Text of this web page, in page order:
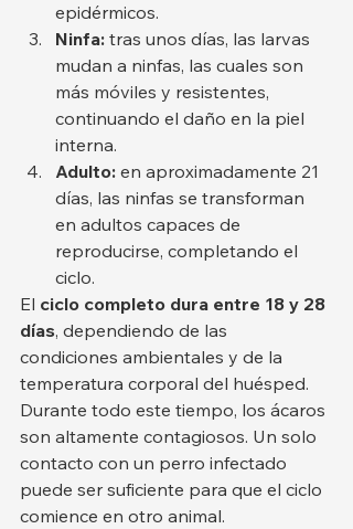
epidérmicos.
Ninfa: tras unos días, las larvas
mudan a ninfas, las cuales son
más móviles y resistentes,
continuando el daño en la piel
interna.
Adulto: en aproximadamente 21
días, las ninfas se transforman
en adultos capaces de
reproducirse, completando el
ciclo.
El ciclo completo dura entre 18 y 28
días, dependiendo de las
condiciones ambientales y de la
temperatura corporal del huésped.
Durante todo este tiempo, los ácaros
son altamente contagiosos. Un solo
contacto con un perro infectado
puede ser suficiente para que el ciclo
comience en otro animal.